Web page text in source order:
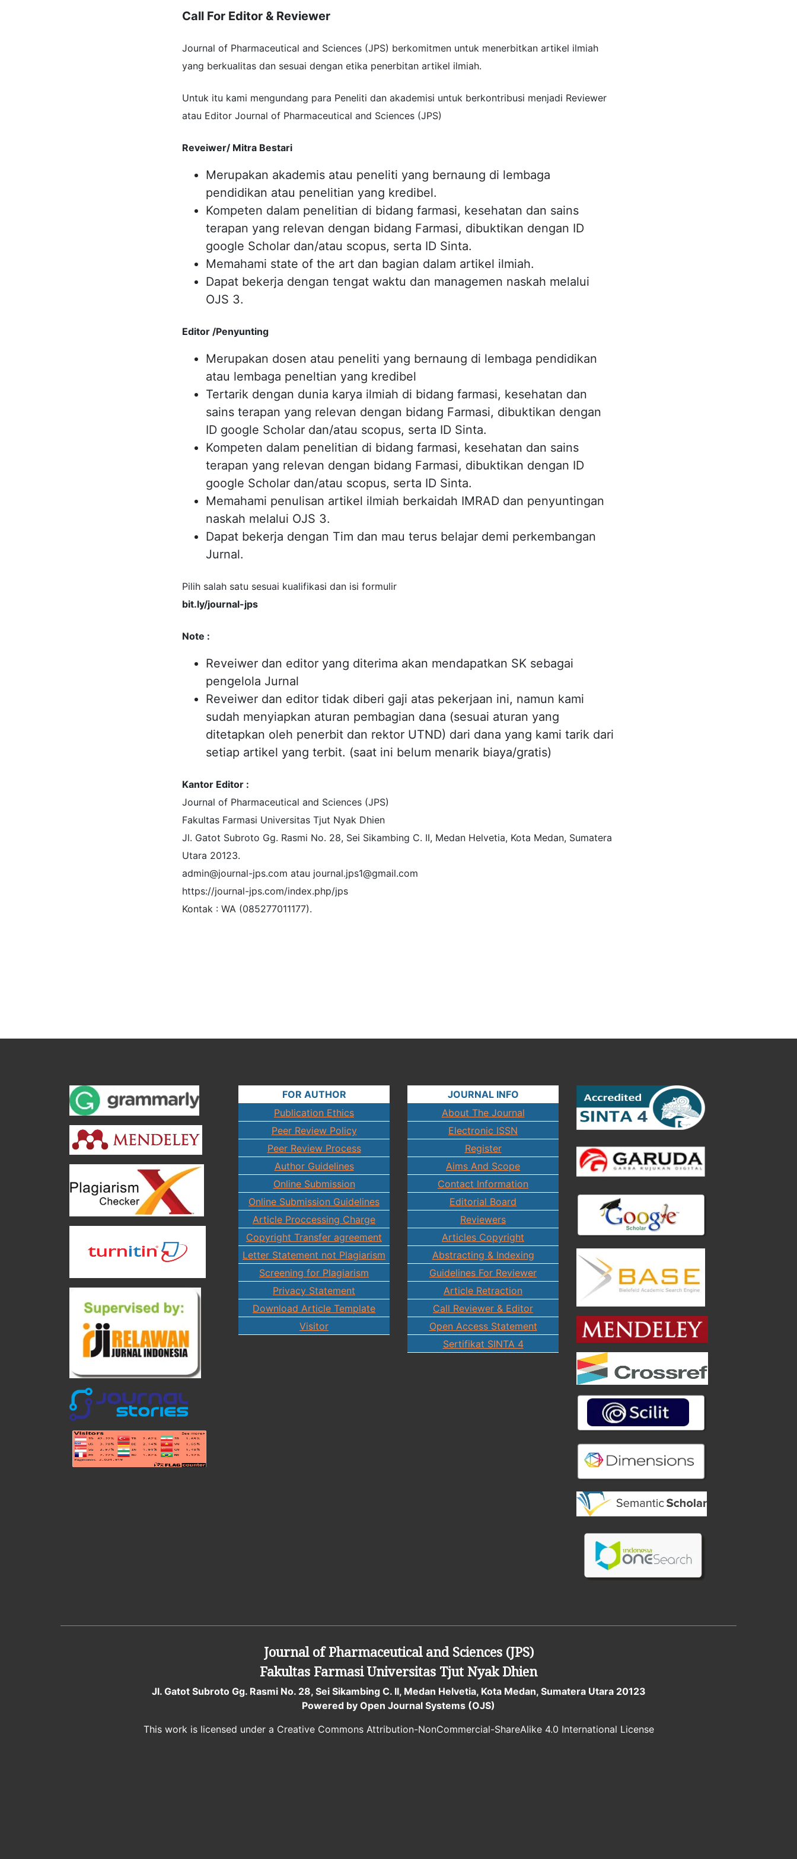
Call For Editor & Reviewer
Journal of Pharmaceutical and Sciences (JPS) berkomitmen untuk menerbitkan artikel ilmiah
yang berkualitas dan sesuai dengan etika penerbitan artikel ilmiah.
Untuk itu kami mengundang para Peneliti dan akademisi untuk berkontribusi menjadi Reviewer
atau Editor Journal of Pharmaceutical and Sciences (JPS)
Reveiwer/ Mitra Bestari
Merupakan akademis atau peneliti yang bernaung di lembaga
pendidikan atau penelitian yang kredibel.
Kompeten dalam penelitian di bidang farmasi, kesehatan dan sains
terapan yang relevan dengan bidang Farmasi, dibuktikan dengan ID
google Scholar dan/atau scopus, serta ID Sinta.
Memahami state of the art dan bagian dalam artikel ilmiah.
Dapat bekerja dengan tengat waktu dan managemen naskah melalui
OJS 3.
Editor /Penyunting
Merupakan dosen atau peneliti yang bernaung di lembaga pendidikan
atau lembaga peneltian yang kredibel
Tertarik dengan dunia karya ilmiah di bidang farmasi, kesehatan dan
sains terapan yang relevan dengan bidang Farmasi, dibuktikan dengan
ID google Scholar dan/atau scopus, serta ID Sinta.
Kompeten dalam penelitian di bidang farmasi, kesehatan dan sains
terapan yang relevan dengan bidang Farmasi, dibuktikan dengan ID
google Scholar dan/atau scopus, serta ID Sinta.
Memahami penulisan artikel ilmiah berkaidah IMRAD dan penyuntingan
naskah melalui OJS 3.
Dapat bekerja dengan Tim dan mau terus belajar demi perkembangan
Jurnal.
Pilih salah satu sesuai kualifikasi dan isi formulir
bit.ly/journal-jps
Note :
Reveiwer dan editor yang diterima akan mendapatkan SK sebagai
pengelola Jurnal
Reveiwer dan editor tidak diberi gaji atas pekerjaan ini, namun kami
sudah menyiapkan aturan pembagian dana (sesuai aturan yang
ditetapkan oleh penerbit dan rektor UTND) dari dana yang kami tarik dari
setiap artikel yang terbit. (saat ini belum menarik biaya/gratis)
Kantor Editor :
Journal of Pharmaceutical and Sciences (JPS)
Fakultas Farmasi Universitas Tjut Nyak Dhien
Jl. Gatot Subroto Gg. Rasmi No. 28, Sei Sikambing C. II, Medan Helvetia, Kota Medan, Sumatera
Utara 20123.
admin@journal-jps.com atau journal.jps1@gmail.com
https://journal-jps.com/index.php/jps
Kontak : WA (085277011177).
FOR AUTHOR
Publication Ethics
Peer Review Policy
Peer Review Process
Author Guidelines
Online Submission
Online Submission Guidelines
Article Proccessing Charge
Copyright Transfer agreement
Letter Statement not Plagiarism
Screening for Plagiarism
Privacy Statement
Download Article Template
Visitor
JOURNAL INFO
About The Journal
Electronic ISSN
Register
Aims And Scope
Contact Information
Editorial Board
Reviewers
Articles Copyright
Abstracting & Indexing
Guidelines For Reviewer
Article Retraction
Call Reviewer & Editor
Open Access Statement
Sertifikat SINTA 4
Journal of Pharmaceutical and Sciences (JPS)
Fakultas Farmasi Universitas Tjut Nyak Dhien
Jl. Gatot Subroto Gg. Rasmi No. 28, Sei Sikambing C. II, Medan Helvetia, Kota Medan, Sumatera Utara 20123
Powered by Open Journal Systems (OJS)
This work is licensed under a Creative Commons Attribution-NonCommercial-ShareAlike 4.0 International License